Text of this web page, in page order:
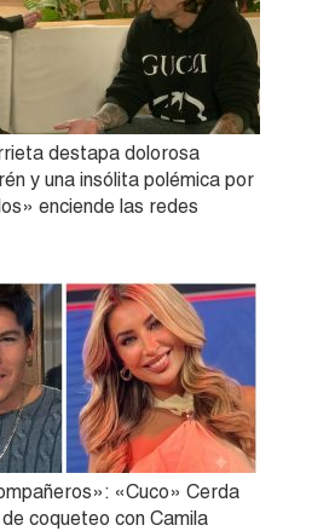
destapa dolorosa
y una insólita polémica por
enciende las redes
«Cuco» Cerda
coqueteo con Camila